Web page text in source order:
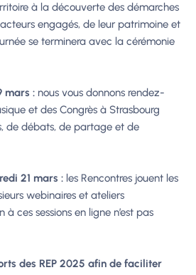
à la découverte des démarches
engagés, de leur patrimoine et
se terminera avec la cérémonie
mars : nous vous donnons rendez-
et des Congrès à Strasbourg
de débats, de partage et de
21 mars : les Rencontres jouent les
webinaires et ateliers
à ces sessions en ligne n’est pas
des REP 2025 afin de faciliter